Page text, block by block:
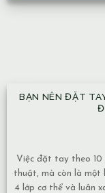
KỸ THUẬT
trình mang tính kỹ
để bảo đảm toàn bộ
và cân bằng năng